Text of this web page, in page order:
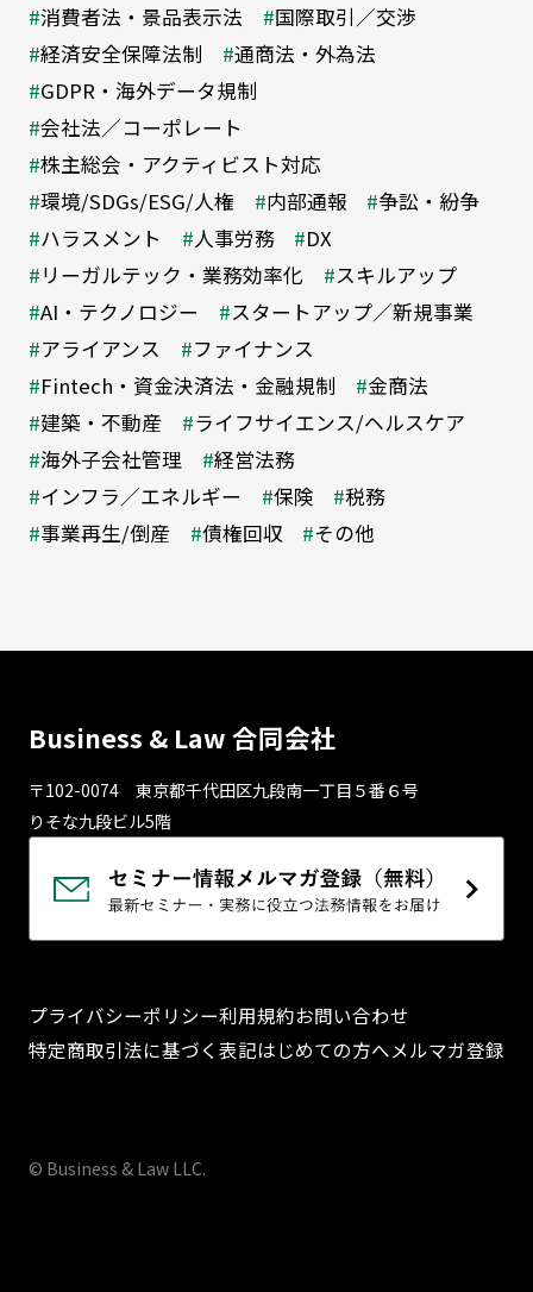
消費者法・景品表示法
国際取引／交渉
経済安全保障法制
通商法・外為法
GDPR・海外データ規制
会社法／コーポレート
株主総会・アクティビスト対応
環境/SDGs/ESG/人権
内部通報
争訟・紛争
ハラスメント
人事労務
DX
リーガルテック・業務効率化
スキルアップ
AI・テクノロジー
スタートアップ／新規事業
アライアンス
ファイナンス
Fintech・資金決済法・金融規制
金商法
建築・不動産
ライフサイエンス/ヘルスケア
海外子会社管理
経営法務
インフラ／エネルギー
保険
税務
事業再生/倒産
債権回収 その他
Business & Law 合同会社
〒102-0074 東京都千代⽥区九段南⼀丁⽬５番６号
りそな九段ビル5階
プライバシーポリシー利用規約お問い合わせ
特定商取引法に基づく表記はじめての方へメルマガ登録
© Business & Law LLC.